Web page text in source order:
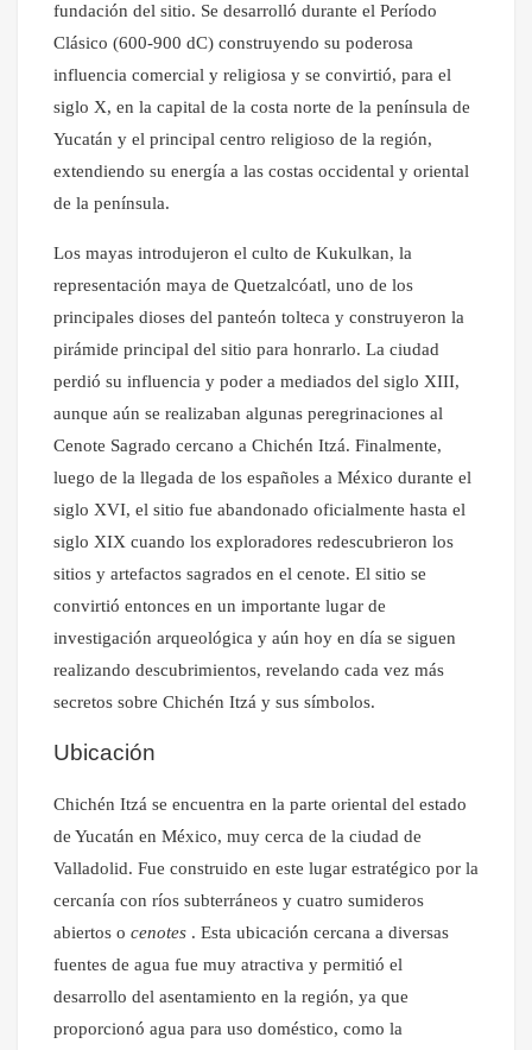
fundación del sitio. Se desarrolló durante el Período
Clásico (600-900 dC) construyendo su poderosa
influencia comercial y religiosa y se convirtió, para el
siglo X, en la capital de la costa norte de la península de
Yucatán y el principal centro religioso de la región,
extendiendo su energía a las costas occidental y oriental
de la península.
Los mayas introdujeron el culto de Kukulkan, la
representación maya de Quetzalcóatl, uno de los
principales dioses del panteón tolteca y construyeron la
pirámide principal del sitio para honrarlo. La ciudad
perdió su influencia y poder a mediados del siglo XIII,
aunque aún se realizaban algunas peregrinaciones al
Cenote Sagrado cercano a Chichén Itzá. Finalmente,
luego de la llegada de los españoles a México durante el
siglo XVI, el sitio fue abandonado oficialmente hasta el
siglo XIX cuando los exploradores redescubrieron los
sitios y artefactos sagrados en el cenote. El sitio se
convirtió entonces en un importante lugar de
investigación arqueológica y aún hoy en día se siguen
realizando descubrimientos, revelando cada vez más
secretos sobre Chichén Itzá y sus símbolos.
Ubicación
Chichén Itzá se encuentra en la parte oriental del estado
de Yucatán en México, muy cerca de la ciudad de
Valladolid. Fue construido en este lugar estratégico por la
cercanía con ríos subterráneos y cuatro sumideros
abiertos o cenotes . Esta ubicación cercana a diversas
fuentes de agua fue muy atractiva y permitió el
desarrollo del asentamiento en la región, ya que
proporcionó agua para uso doméstico, como la